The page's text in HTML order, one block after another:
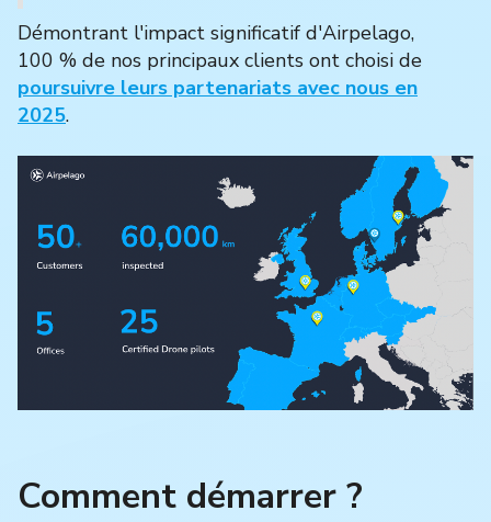
Démontrant l'impact significatif d'Airpelago,
100 % de nos principaux clients ont choisi de
poursuivre leurs partenariats avec nous en
2025.
Comment démarrer ?